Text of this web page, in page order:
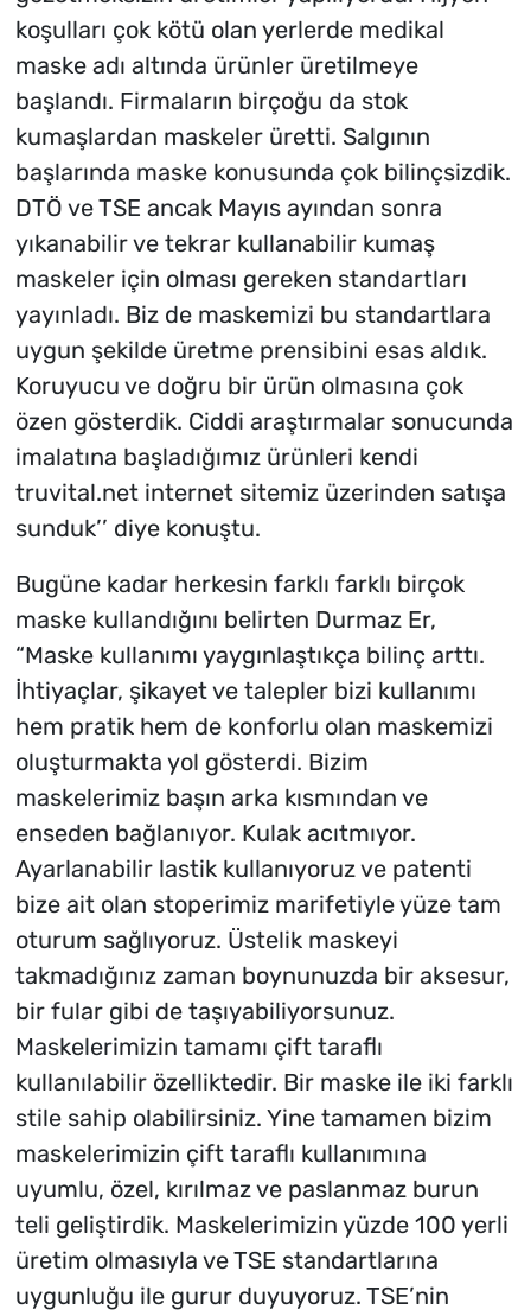
koşulları çok kötü olan yerlerde medikal
maske adı altında ürünler üretilmeye
başlandı. Firmaların birçoğu da stok
kumaşlardan maskeler üretti. Salgının
başlarında maske konusunda çok bilinçsizdik.
DTÖ ve TSE ancak Mayıs ayından sonra
yıkanabilir ve tekrar kullanabilir kumaş
maskeler için olması gereken standartları
yayınladı. Biz de maskemizi bu standartlara
uygun şekilde üretme prensibini esas aldık.
Koruyucu ve doğru bir ürün olmasına çok
özen gösterdik. Ciddi araştırmalar sonucunda
imalatına başladığımız ürünleri kendi
truvital.net internet sitemiz üzerinden satışa
sunduk’’ diye konuştu.
Bugüne kadar herkesin farklı farklı birçok
maske kullandığını belirten Durmaz Er,
“Maske kullanımı yaygınlaştıkça bilinç arttı.
İhtiyaçlar, şikayet ve talepler bizi kullanımı
hem pratik hem de konforlu olan maskemizi
oluşturmakta yol gösterdi. Bizim
maskelerimiz başın arka kısmından ve
enseden bağlanıyor. Kulak acıtmıyor.
Ayarlanabilir lastik kullanıyoruz ve patenti
bize ait olan stoperimiz marifetiyle yüze tam
oturum sağlıyoruz. Üstelik maskeyi
takmadığınız zaman boynunuzda bir aksesur,
bir fular gibi de taşıyabiliyorsunuz.
Maskelerimizin tamamı çift taraflı
kullanılabilir özelliktedir. Bir maske ile iki farklı
stile sahip olabilirsiniz. Yine tamamen bizim
maskelerimizin çift taraflı kullanımına
uyumlu, özel, kırılmaz ve paslanmaz burun
teli geliştirdik. Maskelerimizin yüzde 100 yerli
üretim olmasıyla ve TSE standartlarına
uygunluğu ile gurur duyuyoruz. TSE’nin